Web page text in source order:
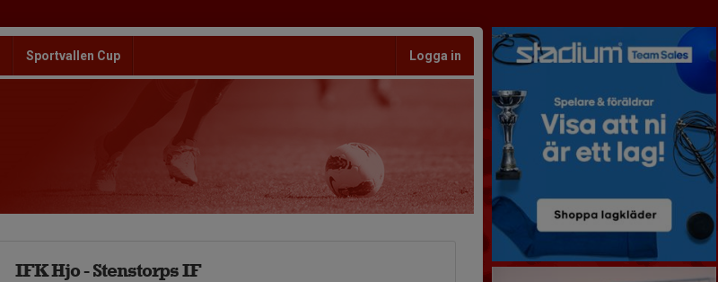
Sportvallen Cup Logga in
IFK Hjo - Stenstorps IF